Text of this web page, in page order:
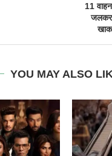
11 वाहन
जलकर
खाक
YOU MAY ALSO